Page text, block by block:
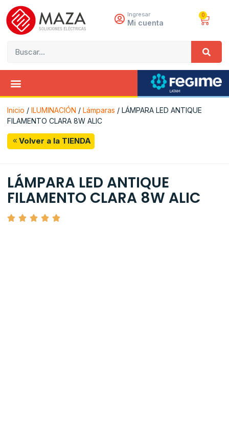
Ingresar
Mi cuenta
0
Inicio / ILUMINACIÓN / Lámparas / LÁMPARA LED ANTIQUE
FILAMENTO CLARA 8W ALIC
Volver a la TIENDA
LÁMPARA LED ANTIQUE
FILAMENTO CLARA 8W ALIC